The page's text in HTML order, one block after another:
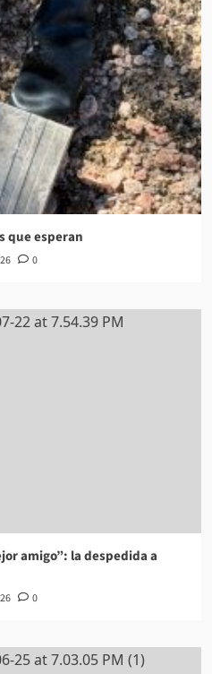
que esperan
0
amigo”: la despedida a
0